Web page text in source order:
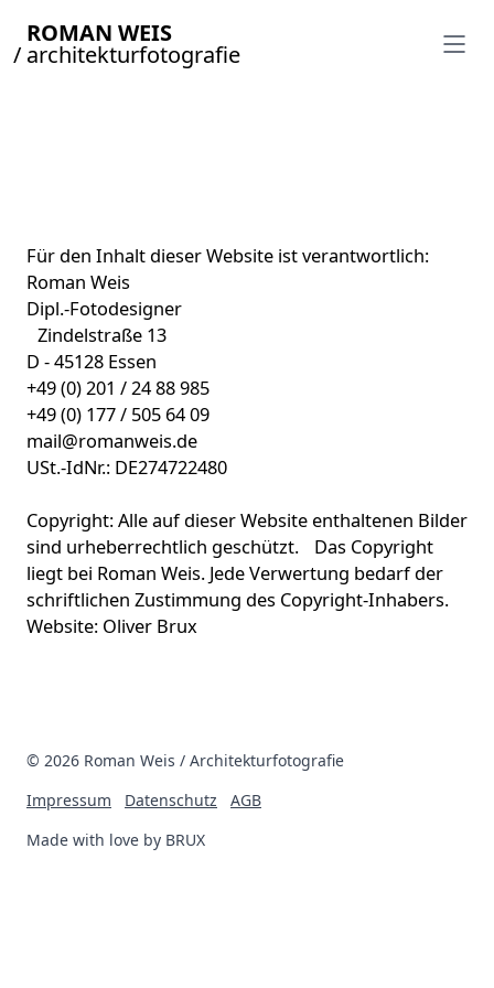
ROMAN WEIS
/ architekturfotografie
Für den Inhalt dieser Website ist verantwortlich:
Roman Weis
Dipl.-Fotodesigner
Zindelstraße 13
D - 45128 Essen
+49 (0) 201 / 24 88 985
+49 (0) 177 / 505 64 09
mail@romanweis.de
USt.-IdNr.: DE274722480
Copyright: Alle auf dieser Website enthaltenen Bilder
sind urheberrechtlich geschützt. Das Copyright
liegt bei Roman Weis. Jede Verwertung bedarf der
schriftlichen Zustimmung des Copyright-Inhabers.
Website: Oliver Brux
© 2026 Roman Weis / Architekturfotografie
Impressum
Datenschutz
AGB
Made with love by BRUX